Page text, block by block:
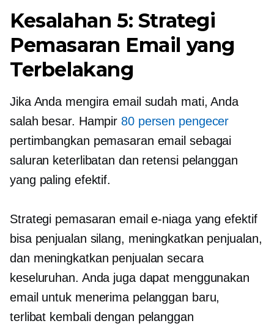
Kesalahan 5: Strategi
Pemasaran Email yang
Terbelakang
Jika Anda mengira email sudah mati, Anda
salah besar. Hampir 80 persen pengecer
pertimbangkan pemasaran email sebagai
saluran keterlibatan dan retensi pelanggan
yang paling efektif.
Strategi pemasaran email e-niaga yang efektif
bisa penjualan silang, meningkatkan penjualan,
dan meningkatkan penjualan secara
keseluruhan. Anda juga dapat menggunakan
email untuk menerima pelanggan baru,
terlibat kembalidengan pelanggan